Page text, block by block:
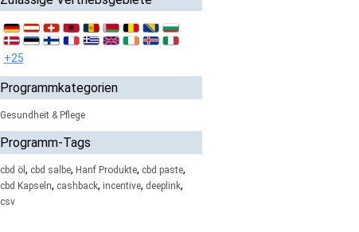
+25
Programmkategorien
Gesundheit & Pflege
Programm-Tags
cbd öl , cbd salbe, Hanf Produkte, cbd paste,
cbd Kapseln, cashback, incentive, deeplink,
csv